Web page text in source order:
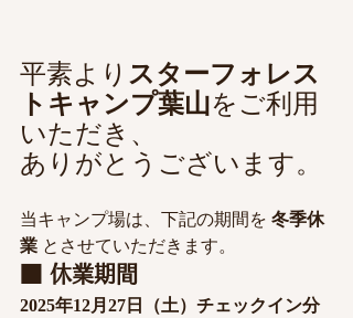
平素より スターフォレス
トキャンプ葉山をご利用
いただき、
ありがとうございます。
当キャンプ場は、下記の期間を 冬季休
業 とさせていただきます。
■ 休業期間
2025年12月27日（土）チェックイン分